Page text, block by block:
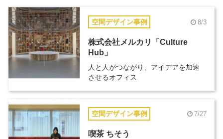
空間デザイン事例 8/3
株式会社メルカリ「Culture
Hub」
人と人がつながり、アイデアを加速
させるオフィス
空間デザイン事例 7/27
喫茶 ちそう